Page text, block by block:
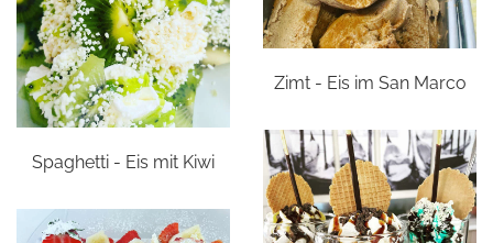
Spaghetti - Eis mit Kiwi
Zimt - Eis im San Marco